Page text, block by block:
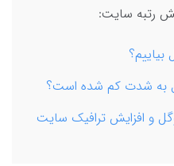
رتبه سایت:
به شدت کم شده است؟
و افزایش ترافیک سایت